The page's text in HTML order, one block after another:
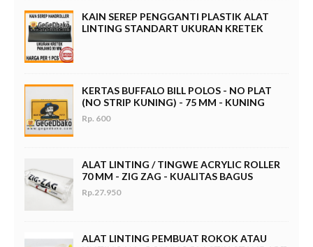
KAIN SEREP PENGGANTI PLASTIK ALAT
LINTING STANDART UKURAN KRETEK
KERTAS BUFFALO BILL POLOS - NO PLAT
(NO STRIP KUNING) - 75 MM - KUNING
Rp. 600
ALAT LINTING / TINGWE ACRYLIC ROLLER
70 MM - ZIG ZAG - KUALITAS BAGUS
Rp.27.950
ALAT LINTING PEMBUAT ROKOK ATAU